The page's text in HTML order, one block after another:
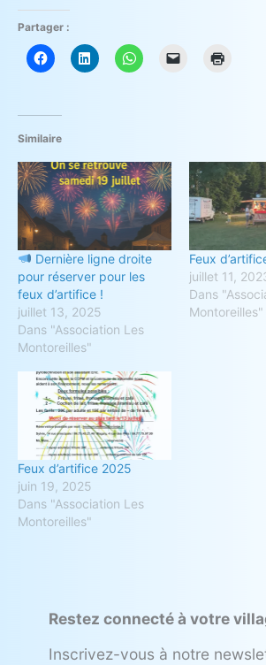
Partager :
Similaire
Dernière ligne droite
pour réserver pour les
feux d’artifice !
juillet 13, 2025
Dans "Association Les
Montoreilles"
Feux
juillet 11,
Dans
Montoreilles"
Feux d’artifice 2025
juin 19, 2025
Dans "Association Les
Montoreilles"
Restez connecté à votre
Inscrivez-vous à notre